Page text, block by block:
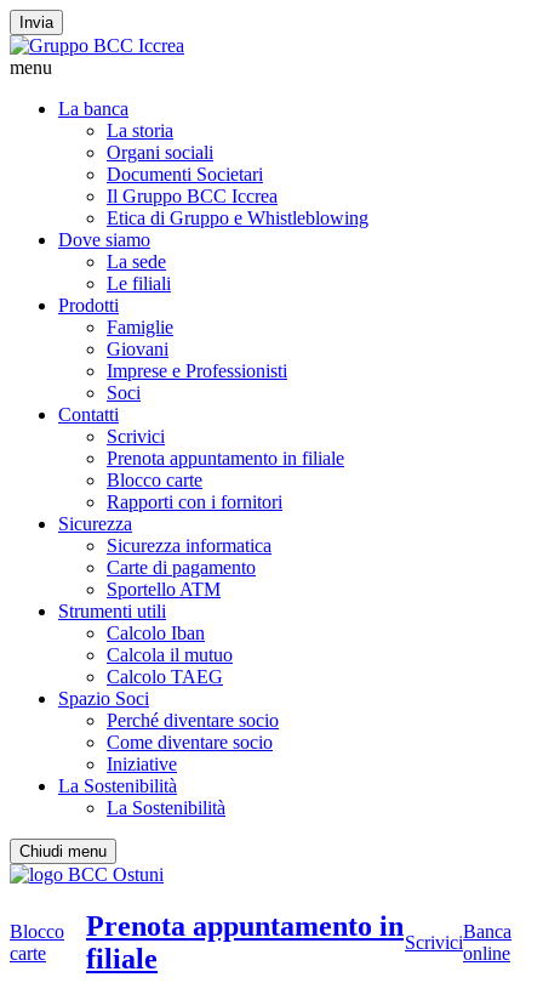
Invia
menu
La banca
La storia
Organi sociali
Documenti Societari
Il Gruppo BCC Iccrea
Etica di Gruppo e Whistleblowing
Dove siamo
La sede
Le filiali
Prodotti
Famiglie
Giovani
Imprese e Professionisti
Soci
Contatti
Scrivici
Prenota appuntamento in filiale
Blocco carte
Rapporti con i fornitori
Sicurezza
Sicurezza informatica
Carte di pagamento
Sportello ATM
Strumenti utili
Calcolo Iban
Calcola il mutuo
Calcolo TAEG
Spazio Soci
Perché diventare socio
Come diventare socio
Iniziative
La Sostenibilità
La Sostenibilità
Chiudi menu
Blocco
carte
Prenota appuntamento in
filiale
Scrivici
Banca
online